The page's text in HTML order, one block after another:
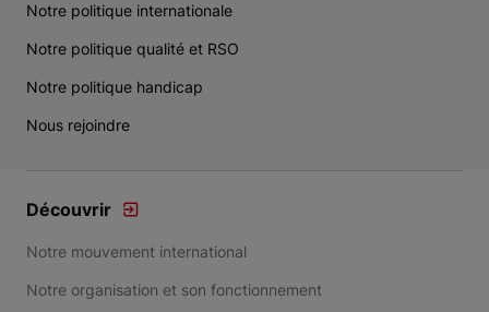
Notre politique internationale
Notre politique qualité et RSO
Notre politique handicap
Nous rejoindre
Découvrir
Notre mouvement international
Notre organisation et son fonctionnement